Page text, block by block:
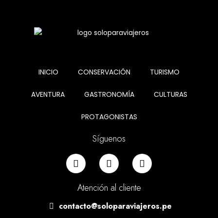
INICIO CONSERVACIÓN TURISMO
AVENTURA GASTRONOMÍA CULTURAS
PROTAGONISTAS
Síguenos
Atención al cliente
contacto@soloparaviajeros.pe